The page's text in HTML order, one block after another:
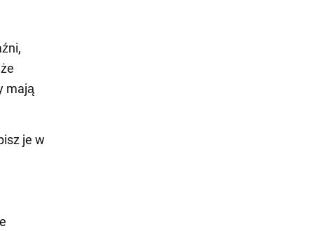
mają
je w